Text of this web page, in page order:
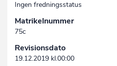
Ingen fredningsstatus
Matrikelnummer
75c
Revisionsdato
19.12.2019 kl.00:00